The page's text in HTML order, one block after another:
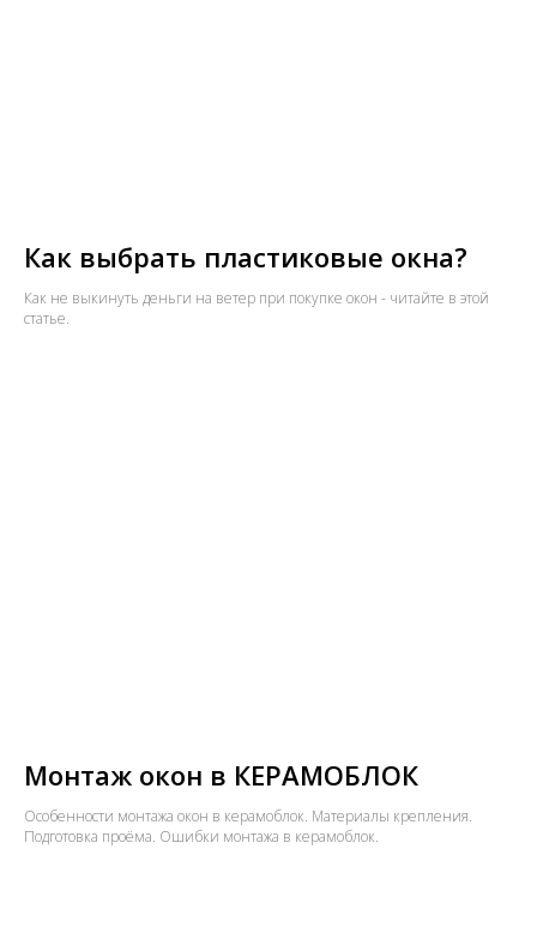
Как выбрать пластиковые окна?
Как не выкинуть деньги на ветер при покупке окон - читайте в этой
статье.
Монтаж окон в КЕРАМОБЛОК
Особенности монтажа окон в керамоблок. Материалы крепления.
Подготовка проёма. Ошибки монтажа в керамоблок.​